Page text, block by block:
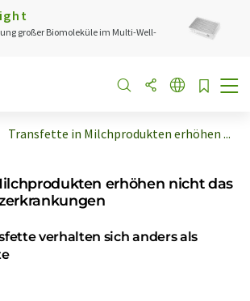
großer Biomoleküle im Multi-Well-
Transfette in Milchprodukten erhöhen ...
erhöhen nicht das
verhalten sich anders als